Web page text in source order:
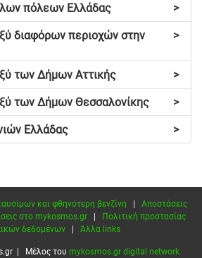
>
πόλεων Ελλάδας
>
διαφόρων περιοχών στην
>
των Δήμων Αττικής
>
των Δήμων Θεσσαλονίκης
>
Ελλάδας
και φθηνότερη βενζίνη
Αποστάσεις
στο mykosmos.gr|
Πολιτική προστασίας
δεδομένων| Άλλα links
| Μέλος του mykosmos.gr digital network